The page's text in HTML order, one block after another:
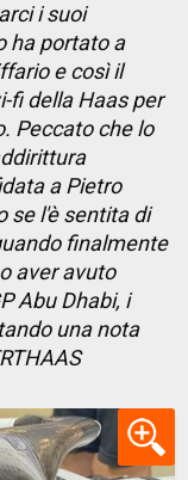
i suoi
ha portato a
e così il
fi della Haas per
Peccato che lo
a Pietro
se l'è sentita di
finalmente
aver avuto
Abu Dhabi, i
una nota